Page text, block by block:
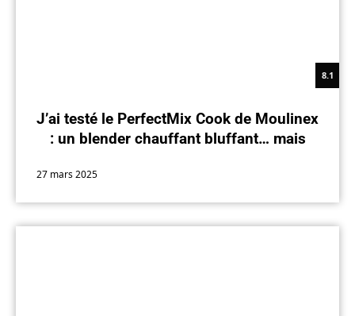
8.1
J’ai testé le PerfectMix Cook de Moulinex
: un blender chauffant bluffant… mais
27 mars 2025